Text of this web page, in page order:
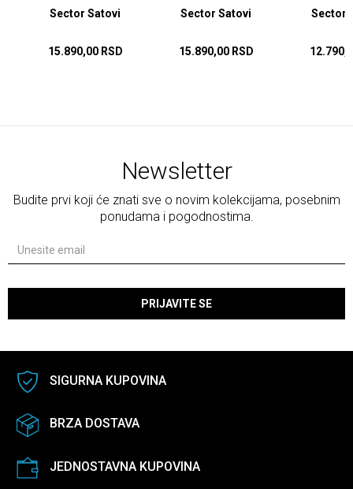
Sector Satovi
15.890,00 RSD
Sector Satovi
15.890,00 RSD
Sector
Newsletter
Budite prvi koji će znati sve o novim kolekcijama, posebnim
ponudama i pogodnostima.
PRIJAVITE SE
SIGURNA KUPOVINA
BRZA DOSTAVA
JEDNOSTAVNA KUPOVINA